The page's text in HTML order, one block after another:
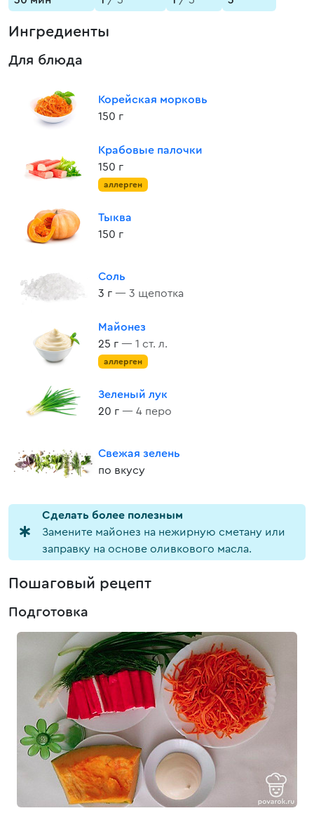
Ингредиенты
Для блюда
Корейская морковь
150 г
Крабовые палочки
150 г
аллерген
Тыква
150 г
Соль
3 г — 3 щепотка
Майонез
25 г — 1 ст. л.
аллерген
Зеленый лук
20 г — 4 перо
Свежая зелень
по вкусу
Cделать более полезным
Замените майонез на нежирную сметану или
заправку на основе оливкового масла.
Пошаговый рецепт
Подготовка